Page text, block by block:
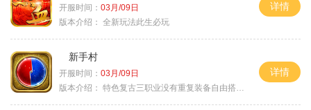
开服时间： 03月/09日
版本介绍： 全新玩法此生必玩
详情
新手村
开服时间： 03月/09日
版本介绍： 特色复古三职业没有重复装备自由搭配私
详情